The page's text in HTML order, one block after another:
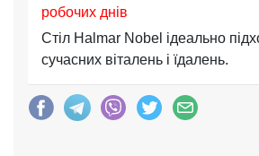
робочих днів
Стіл Halmar Nobel ідеально
сучасних віталень і їдалень.